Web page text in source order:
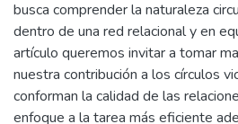
busca comprender la naturaleza
dentro de una red relacional y en
artículo queremos invitar a tomar
nuestra contribución a los círculos
conforman la calidad de las
enfoque a la tarea más eficiente